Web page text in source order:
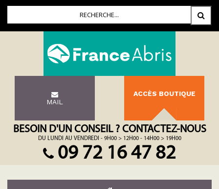
MAIL
ACCÈS BOUTIQUE
BESOIN D'UN CONSEIL ? CONTACTEZ-NOUS
DU LUNDI AU VENDREDI - 9H00 > 12H00 - 14H00 > 19H00
09 72 16 47 82